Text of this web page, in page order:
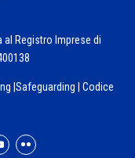
al Registro Imprese di
Safeguarding
Codice